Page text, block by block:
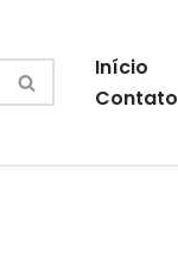
Início
Contato